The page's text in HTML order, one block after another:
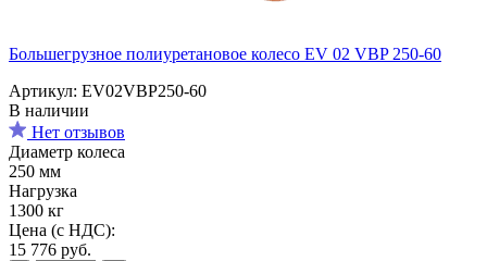
Большегрузное полиуретановое колесо EV 02 VBP 250-60
Артикул: EV02VBP250-60
В наличии
Нет отзывов
Диаметр колеса
250 мм
Нагрузка
1300 кг
Цена (с НДС):
15 776 руб.